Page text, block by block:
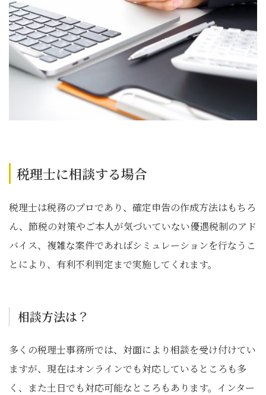
税理士に相談する場合
税理士は税務のプロであり、確定申告の作成方法はもちろ
ん、節税の対策やご本人が気づいていない優遇税制のアド
バイス、複雑な案件であればシミュレーションを行なうこ
とにより、有利不利判定まで実施してくれます。
相談方法は？
多くの税理士事務所では、対面により相談を受け付けてい
ますが、現在はオンラインでも対応しているところも多
く、また土日でも対応可能なところもあります。インター